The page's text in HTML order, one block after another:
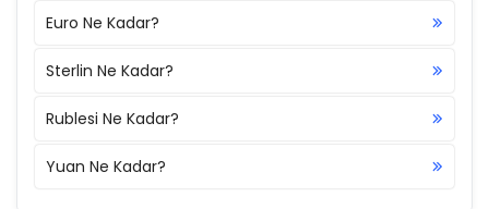
Euro Ne Kadar?
Sterlin Ne Kadar?
Rublesi Ne Kadar?
Yuan Ne Kadar?